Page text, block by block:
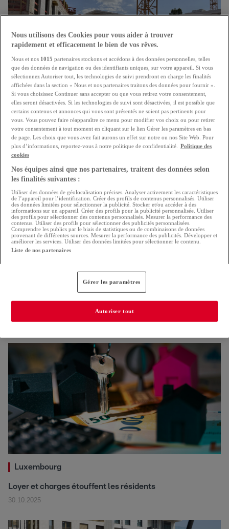
"Booster" pour la construction de logement
Le secteur immobilier salue les mesures annoncées par
le gouvernement
21.07.2026
Luxembourg
Loyer et charges étouffent les résidents
30.10.2025
Nous utilisons des Cookies pour vous aider à trouver
rapidement et efficacement le bien de vos rêves.
Nous et nos 1015 partenaires stockons et accédons à des données personnelles, telles
que des données de navigation ou des identifiants uniques, sur votre appareil. Si vous
sélectionnez Autoriser tout, les technologies de suivi prendront en charge les finalités
affichées dans la section « Nous et nos partenaires traitons des données pour fournir ».
Si vous choisissez Continuer sans accepter ou que vous retirez votre consentement,
elles seront désactivées. Si les technologies de suivi sont désactivées, il est possible que
certains contenus et annonces qui vous sont présentés ne soient pas pertinents pour
vous. Vous pouvez faire réapparaître ce menu pour modifier vos choix ou pour retirer
votre consentement à tout moment en cliquant sur le lien Gérer les paramètres en bas
de page. Les choix que vous avez fait aurons un effet sur notre ou nos Site Web. Pour
plus d’informations, reportez-vous à notre politique de confidentialité.
Politique des
cookies
Nos équipes ainsi que nos partenaires, traitent des données selon
les finalités suivantes :
Utiliser des données de géolocalisation précises. Analyser activement les caractéristiques
de l’appareil pour l’identification. Créer des profils de contenus personnalisés. Utiliser
des données limitées pour sélectionner la publicité. Stocker et/ou accéder à des
informations sur un appareil. Créer des profils pour la publicité personnalisée. Utiliser
des profils pour sélectionner des contenus personnalisés. Mesurer la performance des
contenus. Utiliser des profils pour sélectionner des publicités personnalisées.
Comprendre les publics par le biais de statistiques ou de combinaisons de données
provenant de différentes sources. Mesurer la performance des publicités. Développer et
améliorer les services. Utiliser des données limitées pour sélectionner le contenu.
Liste de nos partenaires
Gérer les paramètres
Autoriser tout